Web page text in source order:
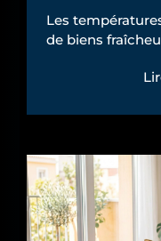
Les
de biens